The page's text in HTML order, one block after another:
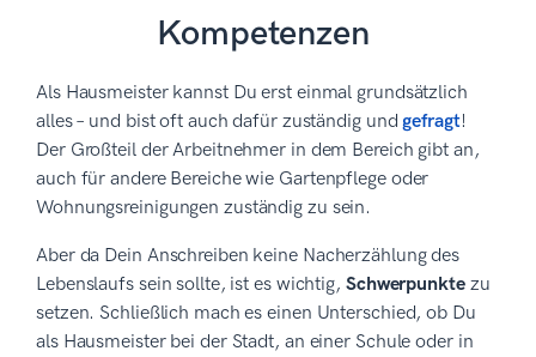
Kompetenzen
Als Hausmeister kannst Du erst einmal grundsätzlich
alles – und bist oft auch dafür zuständig undgefragt!
Der Großteil der Arbeitnehmer in dem Bereich gibt an,
auch für andere Bereiche wie Gartenpflege oder
Wohnungsreinigungen zuständig zu sein.
Aber da Dein Anschreiben keine Nacherzählung des
Lebenslaufs sein sollte, ist es wichtig, Schwerpunktezu
setzen. Schließlich mach es einen Unterschied, ob Du
als Hausmeister bei der Stadt, an einer Schule oder in